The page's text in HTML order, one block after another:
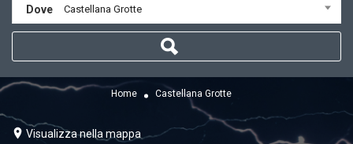
Dove Castellana Grotte
Home Castellana Grotte
Visualizza nella mappa